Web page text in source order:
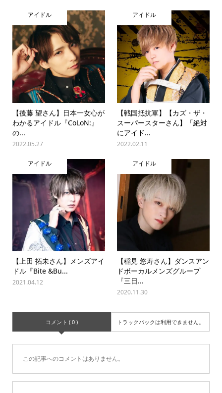
アイドル
【後藤 望さん】日本一女心が
わかるアイドル『CoLoN:』
の...
2022.05.27
アイドル
【戦国抵抗軍】【カズ・ザ・
スーパースターさん】「絶対
にアイド...
2022.02.11
アイドル
【上田 拓未さん】メンズアイ
ドル『Bite &Bu...
2021.04.12
アイドル
【稲見 悠寿さん】ダンスアン
ドボーカルメンズグループ
『三日...
2020.11.30
コメント ( 0 ) トラックバックは利用できません。
この記事へのコメントはありません。